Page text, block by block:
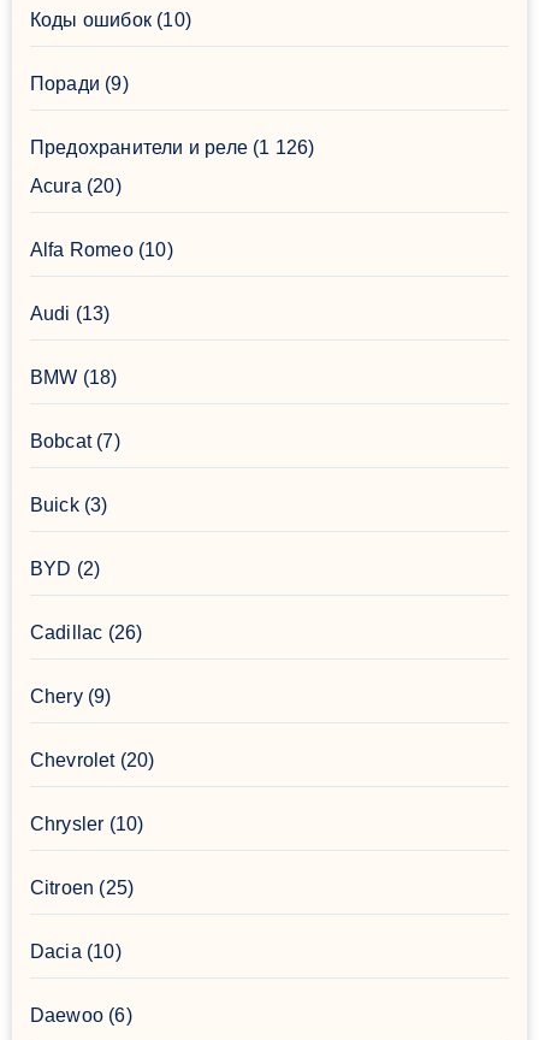
Коды ошибок(10)
Поради (9)
Предохранители и реле(1 126)
Acura(20)
Alfa Romeo(10)
Audi (13)
BMW (18)
Bobcat(7)
Buick(3)
BYD (2)
Cadillac (26)
Chery(9)
Chevrolet(20)
Chrysler (10)
Citroen (25)
Dacia(10)
Daewoo(6)